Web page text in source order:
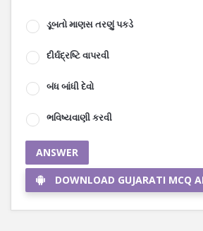
ડૂબતો માણસ તરણું પકડે
દીર્ઘદ્રષ્ટિ વાપરવી
બંધ બાંધી દેવો
ભવિષ્યવાણી કરવી
ANSWER
DOWNLOAD GUJARATI MCQ